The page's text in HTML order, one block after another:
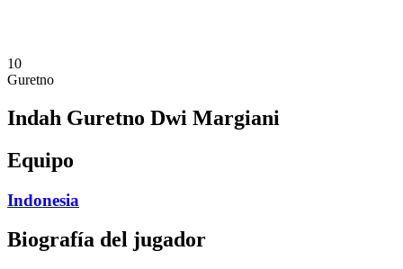
10
Guretno
Indah Guretno Dwi Margiani
Equipo
Indonesia
Biografía del jugador